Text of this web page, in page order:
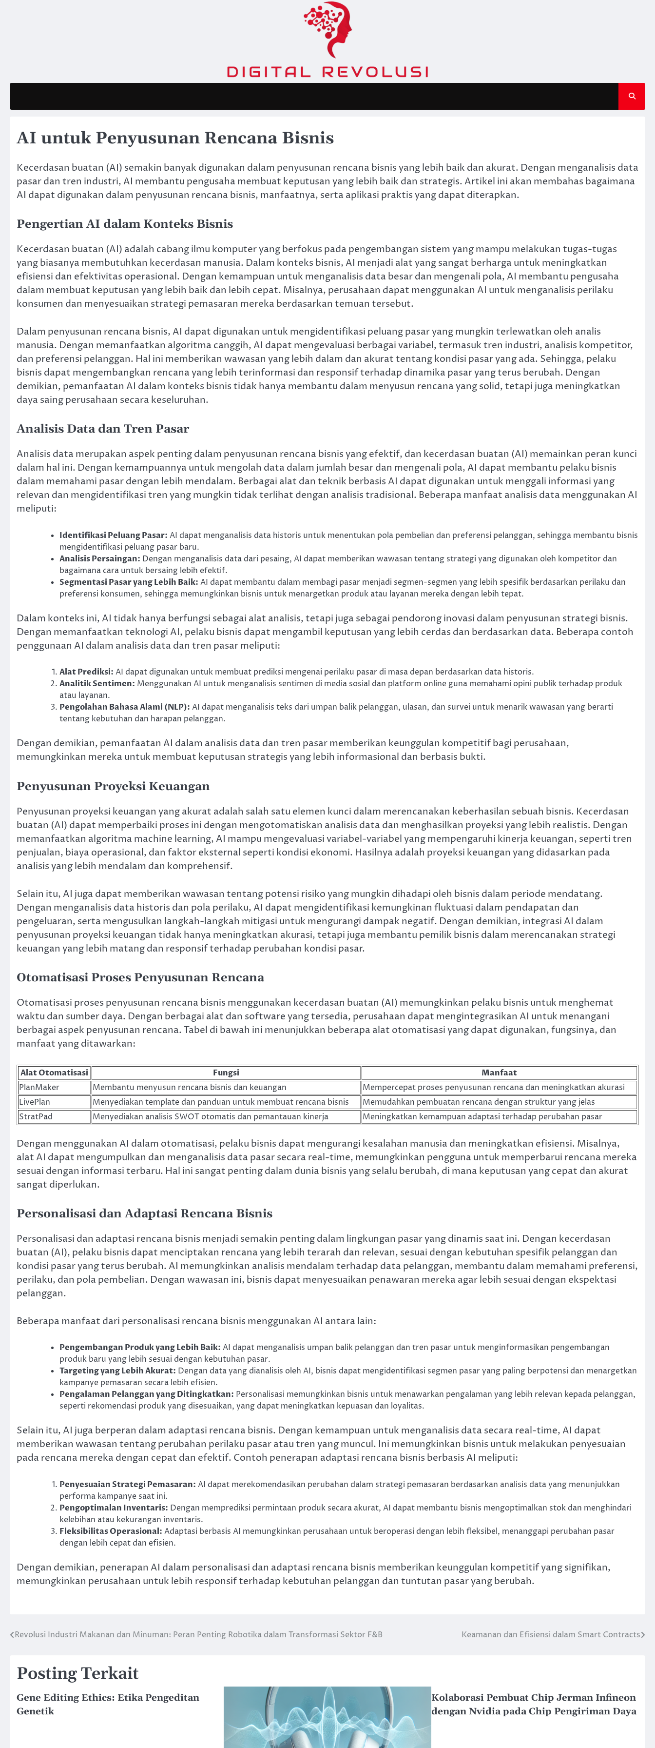
AI untuk Penyusunan Rencana Bisnis
Kecerdasan buatan (AI) semakin banyak digunakan dalam penyusunan rencana bisnis yang lebih baik dan akurat. Dengan menganalisis data
pasar dan tren industri, AI membantu pengusaha membuat keputusan yang lebih baik dan strategis. Artikel ini akan membahas bagaimana
AI dapat digunakan dalam penyusunan rencana bisnis, manfaatnya, serta aplikasi praktis yang dapat diterapkan.
Pengertian AI dalam Konteks Bisnis
Kecerdasan buatan (AI) adalah cabang ilmu komputer yang berfokus pada pengembangan sistem yang mampu melakukan tugas-tugas
yang biasanya membutuhkan kecerdasan manusia. Dalam konteks bisnis, AI menjadi alat yang sangat berharga untuk meningkatkan
efisiensi dan efektivitas operasional. Dengan kemampuan untuk menganalisis data besar dan mengenali pola, AI membantu pengusaha
dalam membuat keputusan yang lebih baik dan lebih cepat. Misalnya, perusahaan dapat menggunakan AI untuk menganalisis perilaku
konsumen dan menyesuaikan strategi pemasaran mereka berdasarkan temuan tersebut.
Dalam penyusunan rencana bisnis, AI dapat digunakan untuk mengidentifikasi peluang pasar yang mungkin terlewatkan oleh analis
manusia. Dengan memanfaatkan algoritma canggih, AI dapat mengevaluasi berbagai variabel, termasuk tren industri, analisis kompetitor,
dan preferensi pelanggan. Hal ini memberikan wawasan yang lebih dalam dan akurat tentang kondisi pasar yang ada. Sehingga, pelaku
bisnis dapat mengembangkan rencana yang lebih terinformasi dan responsif terhadap dinamika pasar yang terus berubah. Dengan
demikian, pemanfaatan AI dalam konteks bisnis tidak hanya membantu dalam menyusun rencana yang solid, tetapi juga meningkatkan
daya saing perusahaan secara keseluruhan.
Analisis Data dan Tren Pasar
Analisis data merupakan aspek penting dalam penyusunan rencana bisnis yang efektif, dan kecerdasan buatan (AI) memainkan peran kunci
dalam hal ini. Dengan kemampuannya untuk mengolah data dalam jumlah besar dan mengenali pola, AI dapat membantu pelaku bisnis
dalam memahami pasar dengan lebih mendalam. Berbagai alat dan teknik berbasis AI dapat digunakan untuk menggali informasi yang
relevan dan mengidentifikasi tren yang mungkin tidak terlihat dengan analisis tradisional. Beberapa manfaat analisis data menggunakan AI
meliputi:
Identifikasi Peluang Pasar: AI dapat menganalisis data historis untuk menentukan pola pembelian dan preferensi pelanggan, sehingga membantu bisnis
mengidentifikasi peluang pasar baru.
Analisis Persaingan: Dengan menganalisis data dari pesaing, AI dapat memberikan wawasan tentang strategi yang digunakan oleh kompetitor dan
bagaimana cara untuk bersaing lebih efektif.
Segmentasi Pasar yang Lebih Baik: AI dapat membantu dalam membagi pasar menjadi segmen-segmen yang lebih spesifik berdasarkan perilaku dan
preferensi konsumen, sehingga memungkinkan bisnis untuk menargetkan produk atau layanan mereka dengan lebih tepat.
Dalam konteks ini, AI tidak hanya berfungsi sebagai alat analisis, tetapi juga sebagai pendorong inovasi dalam penyusunan strategi bisnis.
Dengan memanfaatkan teknologi AI, pelaku bisnis dapat mengambil keputusan yang lebih cerdas dan berdasarkan data. Beberapa contoh
penggunaan AI dalam analisis data dan tren pasar meliputi:
Alat Prediksi: AI dapat digunakan untuk membuat prediksi mengenai perilaku pasar di masa depan berdasarkan data historis.
Analitik Sentimen: Menggunakan AI untuk menganalisis sentimen di media sosial dan platform online guna memahami opini publik terhadap produk
atau layanan.
Pengolahan Bahasa Alami (NLP): AI dapat menganalisis teks dari umpan balik pelanggan, ulasan, dan survei untuk menarik wawasan yang berarti
tentang kebutuhan dan harapan pelanggan.
Dengan demikian, pemanfaatan AI dalam analisis data dan tren pasar memberikan keunggulan kompetitif bagi perusahaan,
memungkinkan mereka untuk membuat keputusan strategis yang lebih informasional dan berbasis bukti.
Penyusunan Proyeksi Keuangan
Penyusunan proyeksi keuangan yang akurat adalah salah satu elemen kunci dalam merencanakan keberhasilan sebuah bisnis. Kecerdasan
buatan (AI) dapat memperbaiki proses ini dengan mengotomatiskan analisis data dan menghasilkan proyeksi yang lebih realistis. Dengan
memanfaatkan algoritma machine learning, AI mampu mengevaluasi variabel-variabel yang mempengaruhi kinerja keuangan, seperti tren
penjualan, biaya operasional, dan faktor eksternal seperti kondisi ekonomi. Hasilnya adalah proyeksi keuangan yang didasarkan pada
analisis yang lebih mendalam dan komprehensif.
Selain itu, AI juga dapat memberikan wawasan tentang potensi risiko yang mungkin dihadapi oleh bisnis dalam periode mendatang.
Dengan menganalisis data historis dan pola perilaku, AI dapat mengidentifikasi kemungkinan fluktuasi dalam pendapatan dan
pengeluaran, serta mengusulkan langkah-langkah mitigasi untuk mengurangi dampak negatif. Dengan demikian, integrasi AI dalam
penyusunan proyeksi keuangan tidak hanya meningkatkan akurasi, tetapi juga membantu pemilik bisnis dalam merencanakan strategi
keuangan yang lebih matang dan responsif terhadap perubahan kondisi pasar.
Otomatisasi Proses Penyusunan Rencana
Otomatisasi proses penyusunan rencana bisnis menggunakan kecerdasan buatan (AI) memungkinkan pelaku bisnis untuk menghemat
waktu dan sumber daya. Dengan berbagai alat dan software yang tersedia, perusahaan dapat mengintegrasikan AI untuk menangani
berbagai aspek penyusunan rencana. Tabel di bawah ini menunjukkan beberapa alat otomatisasi yang dapat digunakan, fungsinya, dan
manfaat yang ditawarkan:
Alat Otomatisasi Fungsi
Manfaat
PlanMaker
Membantu menyusun rencana bisnis dan keuangan
Mempercepat proses penyusunan rencana dan meningkatkan akurasi
LivePlan
Menyediakan template dan panduan untuk membuat rencana bisnis
Memudahkan pembuatan rencana dengan struktur yang jelas
StratPad
Menyediakan analisis SWOT otomatis dan pemantauan kinerja Meningkatkan kemampuan adaptasi terhadap perubahan pasar
Dengan menggunakan AI dalam otomatisasi, pelaku bisnis dapat mengurangi kesalahan manusia dan meningkatkan efisiensi. Misalnya,
alat AI dapat mengumpulkan dan menganalisis data pasar secara real-time, memungkinkan pengguna untuk memperbarui rencana mereka
sesuai dengan informasi terbaru. Hal ini sangat penting dalam dunia bisnis yang selalu berubah, di mana keputusan yang cepat dan akurat
sangat diperlukan.
Personalisasi dan Adaptasi Rencana Bisnis
Personalisasi dan adaptasi rencana bisnis menjadi semakin penting dalam lingkungan pasar yang dinamis saat ini. Dengan kecerdasan
buatan (AI), pelaku bisnis dapat menciptakan rencana yang lebih terarah dan relevan, sesuai dengan kebutuhan spesifik pelanggan dan
kondisi pasar yang terus berubah. AI memungkinkan analisis mendalam terhadap data pelanggan, membantu dalam memahami preferensi,
perilaku, dan pola pembelian. Dengan wawasan ini, bisnis dapat menyesuaikan penawaran mereka agar lebih sesuai dengan ekspektasi
pelanggan.
Beberapa manfaat dari personalisasi rencana bisnis menggunakan AI antara lain:
Pengembangan Produk yang Lebih Baik: AI dapat menganalisis umpan balik pelanggan dan tren pasar untuk menginformasikan pengembangan
produk baru yang lebih sesuai dengan kebutuhan pasar.
Targeting yang Lebih Akurat: Dengan data yang dianalisis oleh AI, bisnis dapat mengidentifikasi segmen pasar yang paling berpotensi dan menargetkan
kampanye pemasaran secara lebih efisien.
Pengalaman Pelanggan yang Ditingkatkan: Personalisasi memungkinkan bisnis untuk menawarkan pengalaman yang lebih relevan kepada pelanggan,
seperti rekomendasi produk yang disesuaikan, yang dapat meningkatkan kepuasan dan loyalitas.
Selain itu, AI juga berperan dalam adaptasi rencana bisnis. Dengan kemampuan untuk menganalisis data secara real-time, AI dapat
memberikan wawasan tentang perubahan perilaku pasar atau tren yang muncul. Ini memungkinkan bisnis untuk melakukan penyesuaian
pada rencana mereka dengan cepat dan efektif. Contoh penerapan adaptasi rencana bisnis berbasis AI meliputi:
Penyesuaian Strategi Pemasaran: AI dapat merekomendasikan perubahan dalam strategi pemasaran berdasarkan analisis data yang menunjukkan
performa kampanye saat ini.
Pengoptimalan Inventaris: Dengan memprediksi permintaan produk secara akurat, AI dapat membantu bisnis mengoptimalkan stok dan menghindari
kelebihan atau kekurangan inventaris.
Fleksibilitas Operasional: Adaptasi berbasis AI memungkinkan perusahaan untuk beroperasi dengan lebih fleksibel, menanggapi perubahan pasar
dengan lebih cepat dan efisien.
Dengan demikian, penerapan AI dalam personalisasi dan adaptasi rencana bisnis memberikan keunggulan kompetitif yang signifikan,
memungkinkan perusahaan untuk lebih responsif terhadap kebutuhan pelanggan dan tuntutan pasar yang berubah.
Navigasi
Revolusi Industri Makanan dan Minuman: Peran Penting Robotika dalam Transformasi Sektor F&B Keamanan dan Efisiensi dalam Smart Contracts
Posting Terkait
Gene Editing Ethics: Etika Pengeditan
Genetik
Kolaborasi Pembuat Chip Jerman Infineon
dengan Nvidia pada Chip Pengiriman Daya